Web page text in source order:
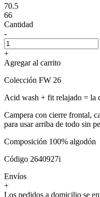
70.5
66
Cantidad
-
+
Agregar al carrito
Colección FW 26
Acid wash + fit relajado = la
Campera con cierre frontal,
para usar arriba de todo sin
Composición 100% algodón
Código 2640927i
Envíos
+
Los pedidos a domicilio se